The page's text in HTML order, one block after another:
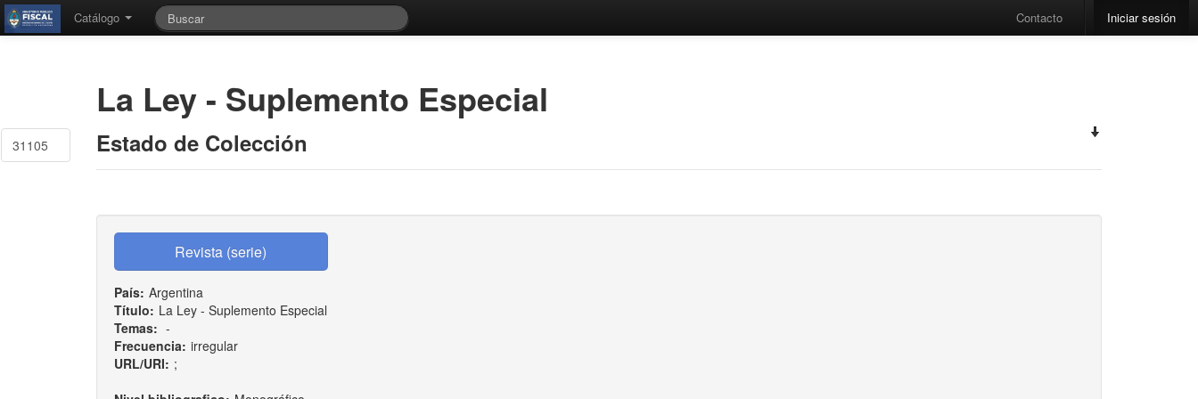
Catálogo Contacto Iniciar sesión
31105
La Ley - Suplemento Especial
Estado de Colección
País: Argentina
Título: La Ley - Suplemento Especial
Temas: -
Frecuencia: irregular
URL/URI: ;